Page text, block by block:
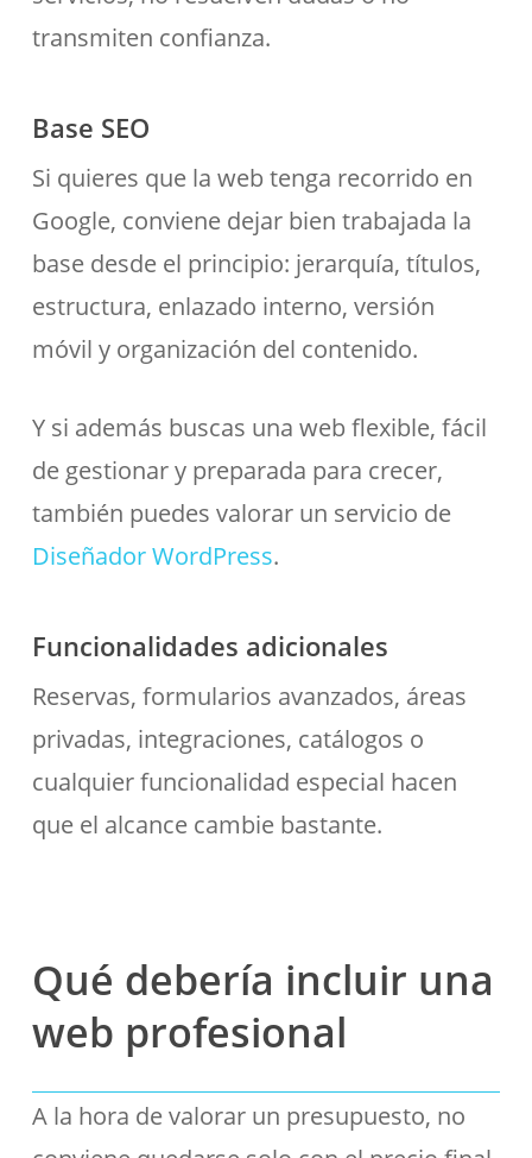
transmiten confianza.
Base SEO
Si quieres que la web tenga recorrido en
Google, conviene dejar bien trabajada la
base desde el principio: jerarquía, títulos,
estructura, enlazado interno, versión
móvil y organización del contenido.
Y si además buscas una web flexible, fácil
de gestionar y preparada para crecer,
también puedes valorar un servicio de
Diseñador WordPress.
Funcionalidades adicionales
Reservas, formularios avanzados, áreas
privadas, integraciones, catálogos o
cualquier funcionalidad especial hacen
que el alcance cambie bastante.
Qué debería incluir una
web profesional
A la hora de valorar un presupuesto, no